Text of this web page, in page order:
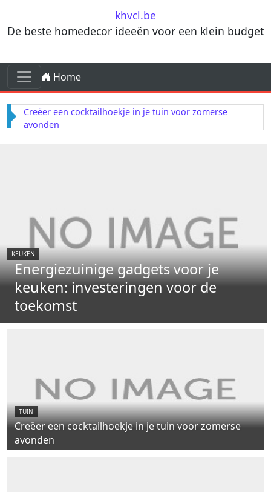
khvcl.be
De beste homedecor ideeën voor een klein budget
Skip to content
Main Navigation
Home
Creëer een cocktailhoekje in je tuin voor zomerse
avonden
KEUKEN
Energiezuinige gadgets voor je
keuken: investeringen voor de
toekomst
TUIN
Creëer een cocktailhoekje in je tuin voor zomerse
avonden